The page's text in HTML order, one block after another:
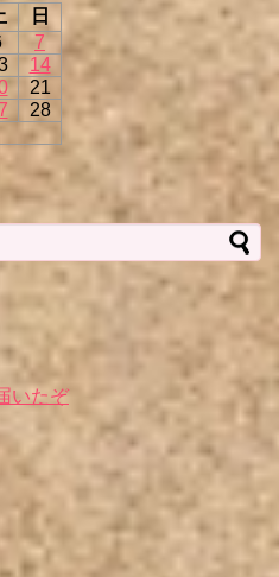
日
7
14
21
28
いたぞ